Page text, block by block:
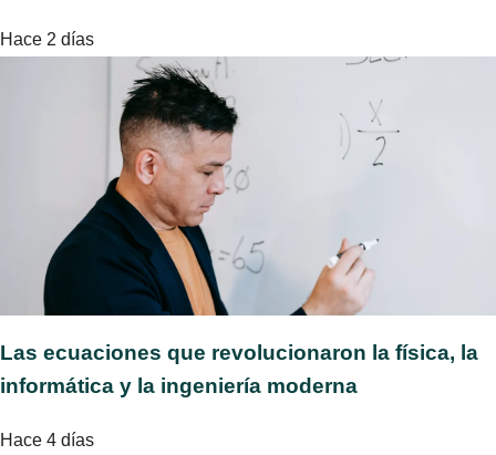
Hace 2 días
Las ecuaciones que revolucionaron la física, la
informática y la ingeniería moderna
Hace 4 días